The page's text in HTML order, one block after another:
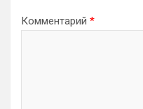
Комментарий *